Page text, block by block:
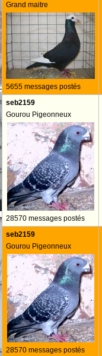
Grand maitre
5655 messages postés
seb2159
Gourou Pigeonneux
28570 messages postés
seb2159
Gourou Pigeonneux
28570 messages postés